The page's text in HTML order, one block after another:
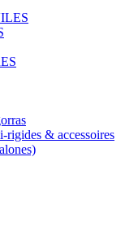
& accessoires